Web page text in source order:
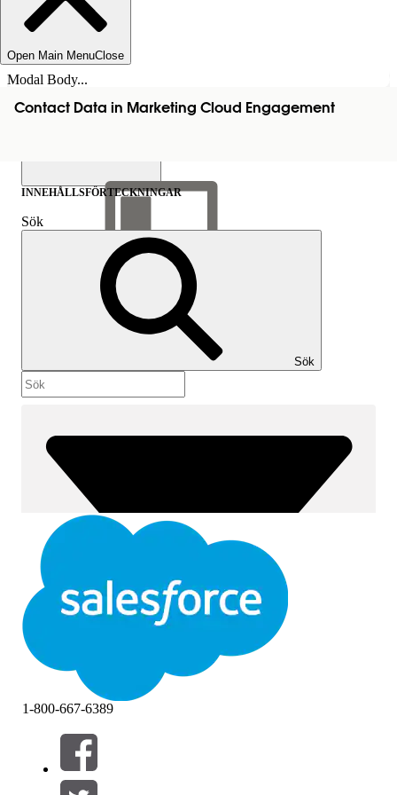
Open Main MenuClose
Modal Body...
Contact Data in Marketing Cloud Engagement
Visa
innehållsförteckning
Innehållsförteckningar
INNEHÅLLSFÖRTECKNINGAR
Sök
Sök
Filter (0)
VÄLJ FILTER
1-800-667-6389